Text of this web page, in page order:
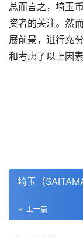
总而言之，埼玉
资者的关注。然
展前景，进行充
和考虑了以上因
埼玉（
上一篇